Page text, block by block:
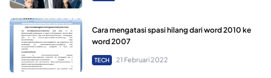
Cara mengatasi spasi hilang dari word 2010 ke
word 2007
TECH 21 Februari 2022